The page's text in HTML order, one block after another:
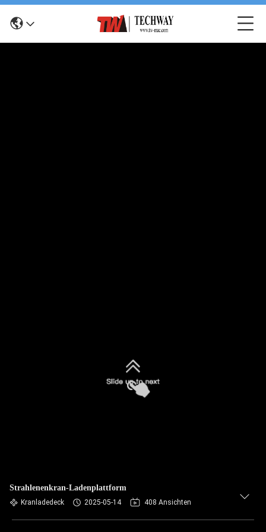
Strahlenenkran-Ladenplattform
Kranladedeck 2025-05-14 408 Ansichten